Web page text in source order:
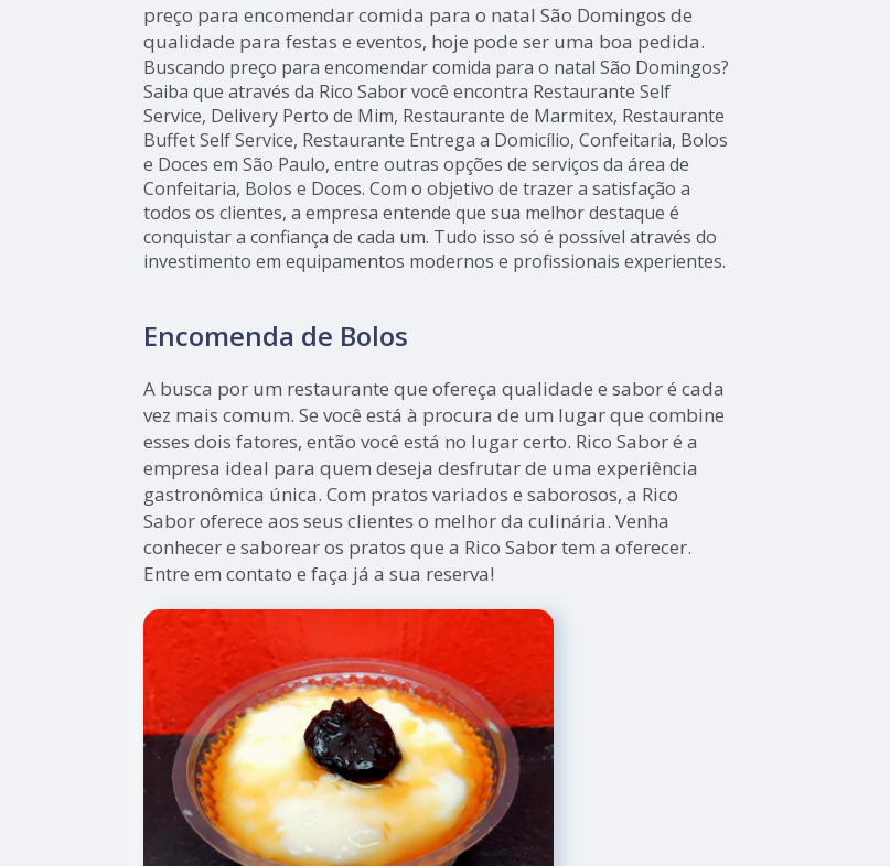
preço para encomendar comida para o natal São Domingos de
qualidade para festas e eventos, hoje pode ser uma boa pedida.
Buscando preço para encomendar comida para o natal São Domingos?
Saiba que através da Rico Sabor você encontra Restaurante Self
Service, Delivery Perto de Mim, Restaurante de Marmitex, Restaurante
Buffet Self Service, Restaurante Entrega a Domicílio, Confeitaria, Bolos
e Doces em São Paulo, entre outras opções de serviços da área de
Confeitaria, Bolos e Doces. Com o objetivo de trazer a satisfação a
todos os clientes, a empresa entende que sua melhor destaque é
conquistar a confiança de cada um. Tudo isso só é possível através do
investimento em equipamentos modernos e profissionais experientes.
Encomenda de Bolos
A busca por um restaurante que ofereça qualidade e sabor é cada
vez mais comum. Se você está à procura de um lugar que combine
esses dois fatores, então você está no lugar certo. Rico Sabor é a
empresa ideal para quem deseja desfrutar de uma experiência
gastronômica única. Com pratos variados e saborosos, a Rico
Sabor oferece aos seus clientes o melhor da culinária. Venha
conhecer e saborear os pratos que a Rico Sabor tem a oferecer.
Entre em contato e faça já a sua reserva!